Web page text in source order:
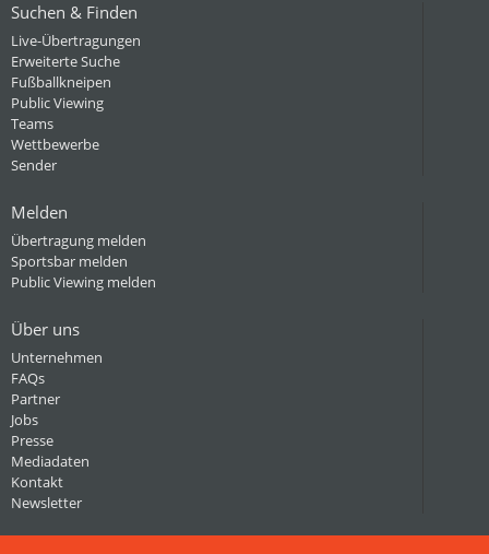
Suchen & Finden
Live-Übertragungen
Erweiterte Suche
Fußballkneipen
Public Viewing
Teams
Wettbewerbe
Sender
Melden
Übertragung melden
Sportsbar melden
Public Viewing melden
Über uns
Unternehmen
FAQs
Partner
Jobs
Presse
Mediadaten
Kontakt
Newsletter